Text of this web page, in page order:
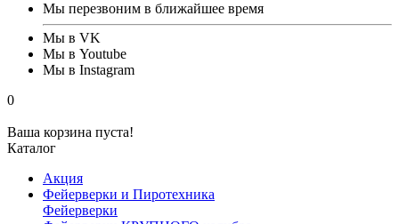
Мы перезвоним в ближайшее время
Мы в VK
Мы в Youtube
Мы в Instagram
0
Ваша корзина пуста!
Каталог
Акция
Фейерверки и Пиротехника
Фейерверки